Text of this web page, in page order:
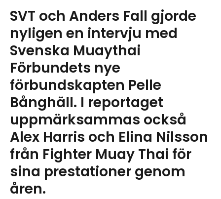
SVT och Anders Fall gjorde
nyligen en intervju med
Svenska Muaythai
Förbundets nye
förbundskapten Pelle
Bånghäll. I reportaget
uppmärksammas också
Alex Harris och Elina Nilsson
från Fighter Muay Thai för
sina prestationer genom
åren.